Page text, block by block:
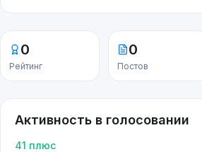
0
Рейтинг
0
Постов
Активность в голосовании
41 плюс